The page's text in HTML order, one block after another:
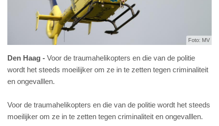
Foto: MV
Den Haag
Voor de traumahelikopters en die van de politie
wordt het steeds moeilijker om ze in te zetten tegen criminaliteit
en ongevalllen.
Voor de traumahelikopters en die van de politie wordt het steeds
moeilijker om ze in te zetten tegen criminaliteit en ongevalllen.